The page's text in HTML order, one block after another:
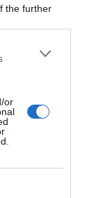
the further
by us
List of
that may
third parties.
or
e di
in diversi